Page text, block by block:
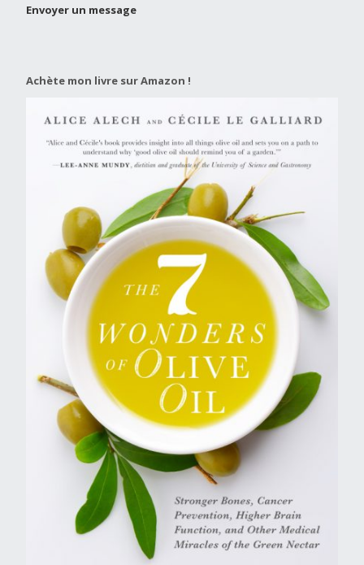
Envoyer un message
Achète mon livre sur Amazon !